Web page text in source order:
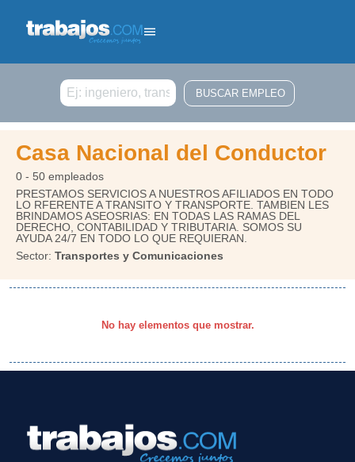
Buscar
Casa Nacional del Conductor
0 - 50 empleados
PRESTAMOS SERVICIOS A NUESTROS AFILIADOS EN TODO
LO RFERENTE A TRANSITO Y TRANSPORTE. TAMBIEN LES
BRINDAMOS ASEOSRIAS: EN TODAS LAS RAMAS DEL
DERECHO, CONTABILIDAD Y TRIBUTARIA. SOMOS SU
AYUDA 24/7 EN TODO LO QUE REQUIERAN.
Sector: Transportes y Comunicaciones
No hay elementos que mostrar.